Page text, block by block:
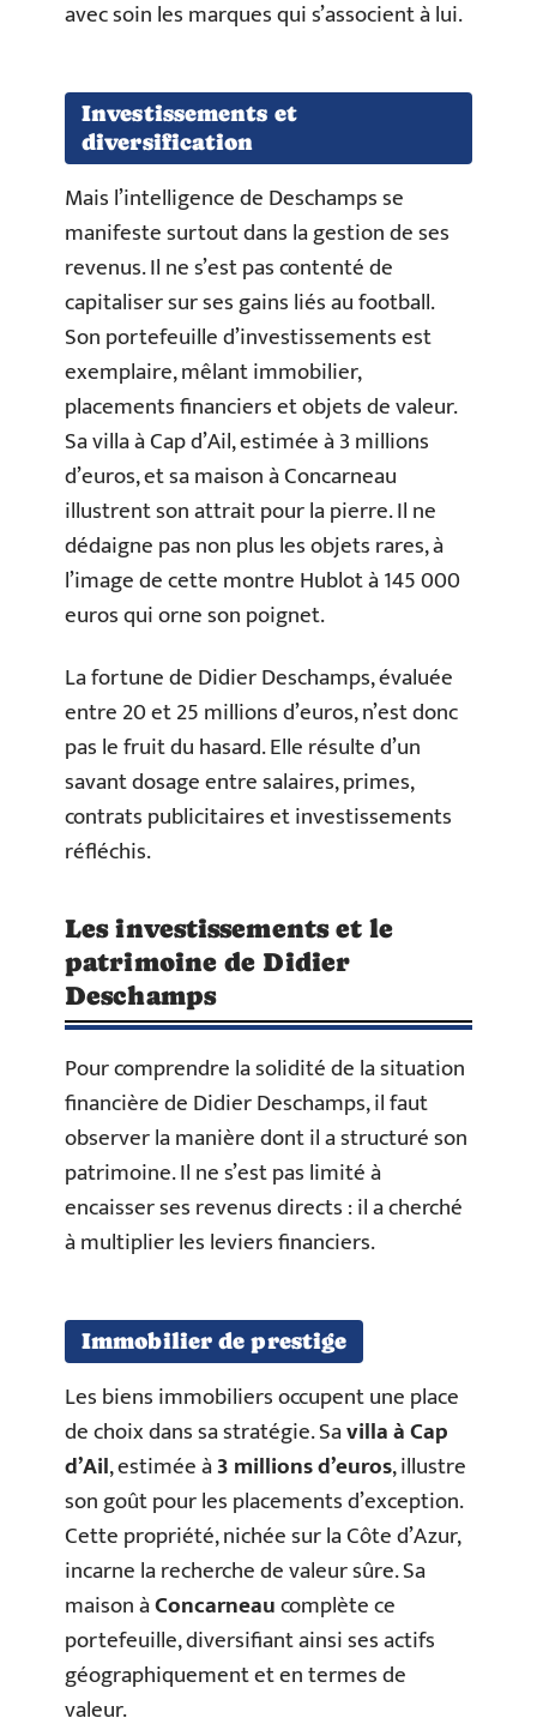
avec soin les marques qui s’associent à lui.
Investissements et
diversification
Mais l’intelligence de Deschamps se
manifeste surtout dans la gestion de ses
revenus. Il ne s’est pas contenté de
capitaliser sur ses gains liés au football.
Son portefeuille d’investissements est
exemplaire, mêlant immobilier,
placements financiers et objets de valeur.
Sa villa à Cap d’Ail, estimée à 3 millions
d’euros, et sa maison à Concarneau
illustrent son attrait pour la pierre. Il ne
dédaigne pas non plus les objets rares, à
l’image de cette montre Hublot à 145 000
euros qui orne son poignet.
La fortune de Didier Deschamps, évaluée
entre 20 et 25 millions d’euros, n’est donc
pas le fruit du hasard. Elle résulte d’un
savant dosage entre salaires, primes,
contrats publicitaires et investissements
réfléchis.
Les investissements et le
patrimoine de Didier
Deschamps
Pour comprendre la solidité de la situation
financière de Didier Deschamps, il faut
observer la manière dont il a structuré son
patrimoine. Il ne s’est pas limité à
encaisser ses revenus directs : il a cherché
à multiplier les leviers financiers.
Immobilier de prestige
Les biens immobiliers occupent une place
de choix dans sa stratégie. Savilla à Cap
d’Ail, estimée à3 millions d’euros, illustre
son goût pour les placements d’exception.
Cette propriété, nichée sur la Côte d’Azur,
incarne la recherche de valeur sûre. Sa
maison àConcarneaucomplète ce
portefeuille, diversifiant ainsi ses actifs
géographiquement et en termes de
valeur.